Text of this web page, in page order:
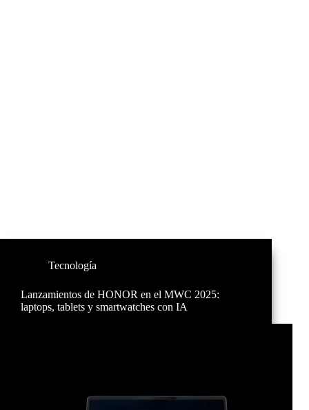
Tecnología
Lanzamientos de HONOR en el MWC 2025:
laptops, tablets y smartwatches con IA